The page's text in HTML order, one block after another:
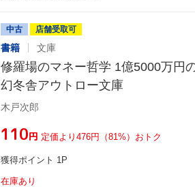
中古 店舗受取可
書籍 文庫
修羅場のマネー哲学 1億5000万円
幻冬舎アウトロー文庫
木戸次郎
¥110円 定価より476円（81%）おトク
獲得ポイント 1P
在庫あり